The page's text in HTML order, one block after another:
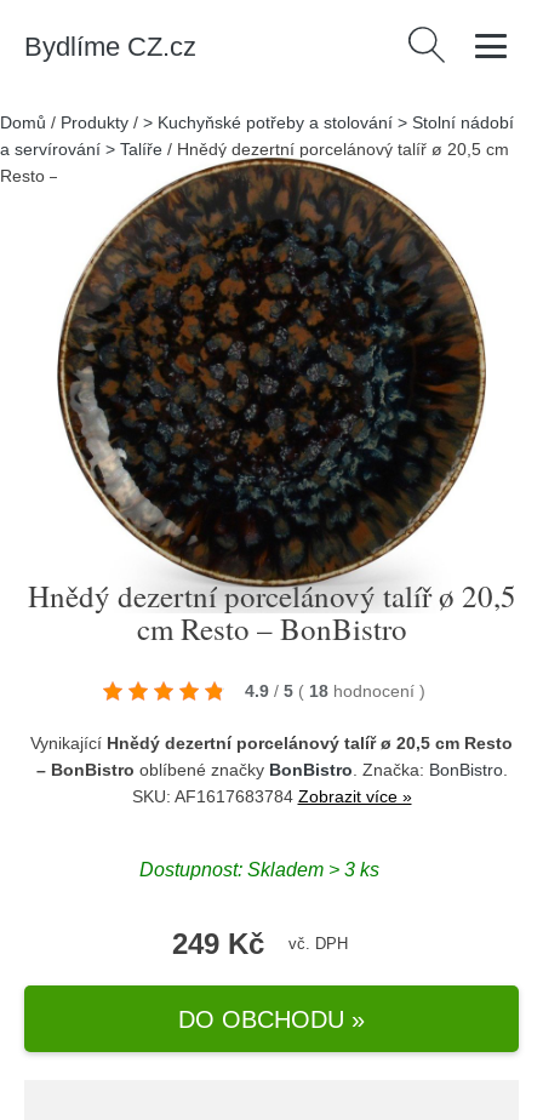
Bydlíme CZ.cz Vyhledávání
Domů / Produkty / > Kuchyňské potřeby a stolování > Stolní nádobí
a servírování > Talíře / Hnědý dezertní porcelánový talíř ø 20,5 cm
Resto – BonBistro
Hnědý dezertní porcelánový talíř ø 20,5
cm Resto – BonBistro
4.9 / 5 ( 18 hodnocení )
Vynikající Hnědý dezertní porcelánový talíř ø 20,5 cm Resto
– BonBistro oblíbené značky BonBistro . Značka: BonBistro.
SKU: AF1617683784 Zobrazit více »
Dostupnost: Skladem > 3 ks
249 Kč vč. DPH
DO OBCHODU »